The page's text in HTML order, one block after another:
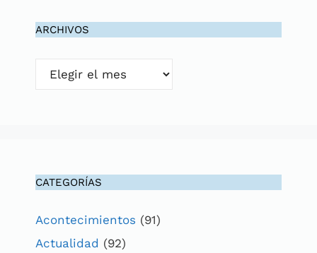
ARCHIVOS
Archivos
CATEGORÍAS
Acontecimientos (91)
Actualidad (92)